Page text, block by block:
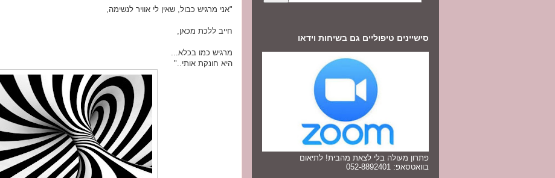
"אני מרגיש כבול, שאין לי אוויר לנשימה,
חייב ללכת מכאן,
מרגיש כמו בכלא...
היא חונקת אותי.."
סישיינים טיפוליים גם בשיחות וידאו
פתרון מעולה בלי לצאת מהבית! לתיאום
בוואטסאפ: 052-8892401